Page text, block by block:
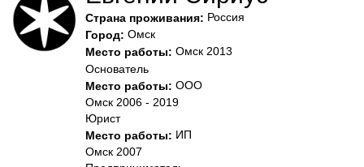
Страна проживания: Россия
Город: Омск
Место работы: Омск 2013
Основатель
Место работы: ООО
Омск 2006 - 2019
Юрист
Место работы: ИП
Омск 2007